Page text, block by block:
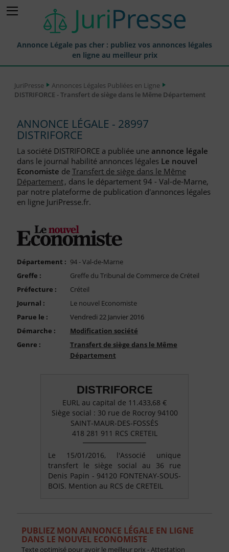
Annonce Légale pas cher : publiez vos annonces légales
en ligne au meilleur prix
Annonces Légales Publiées
Journaux Habilités (JAL) Annonces Légales
Départements pour la Publication d'Annonces Légales
Liste des Greffes
Liste des CCI
FAQ
Compte PRO
JuriPresse
Annonces Légales Publiées en Ligne
DISTRIFORCE - Transfert de siège dans le Même Département
ANNONCE LÉGALE - 28997
DISTRIFORCE
La société DISTRIFORCE a publiée une annonce légale
dans le journal habilité annonces légales Le nouvel
Economiste deTransfert de siège dans le Même
Département, dans le département 94 - Val-de-Marne,
par notre plateforme de publication d'annonces légales
en ligne JuriPresse.fr.
Département : 94 - Val-de-Marne
Greffe :
Greffe du Tribunal de Commerce de Créteil
Préfecture :
Créteil
Journal :
Le nouvel Economiste
Parue le :
Vendredi 22 Janvier 2016
Démarche :
Modification société
Genre :
Transfert de siège dans le Même
Département
DISTRIFORCE
EURL au capital de 11.433,68 €
Siège social : 30 rue de Rocroy 94100
SAINT-MAUR-DES-FOSSÉS
418 281 911 RCS CRETEIL
Le 15/01/2016, l'Associé unique
transfert le siège social au 36 rue
Denis Papin - 94120 FONTENAY-SOUS-
BOIS. Mention au RCS de CRETEIL
PUBLIEZ MON ANNONCE LÉGALE EN LIGNE
DANS LE NOUVEL ECONOMISTE
Texte optimisé pour avoir le meilleur prix - Attestation